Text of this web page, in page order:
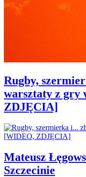
Rugby,
warsztaty z gry
ZDJĘCIA]
Mateusz
Szczecinie